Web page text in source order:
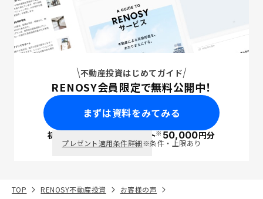
不動産投資はじめてガイド
RENOSY会員限定で無料公開中！
まずは資料をみてみる
初回面談で ポイント※50,000円分
プレゼント適用条件詳細※条件・上限あり
TOP RENOSY不動産投資
お客様の声